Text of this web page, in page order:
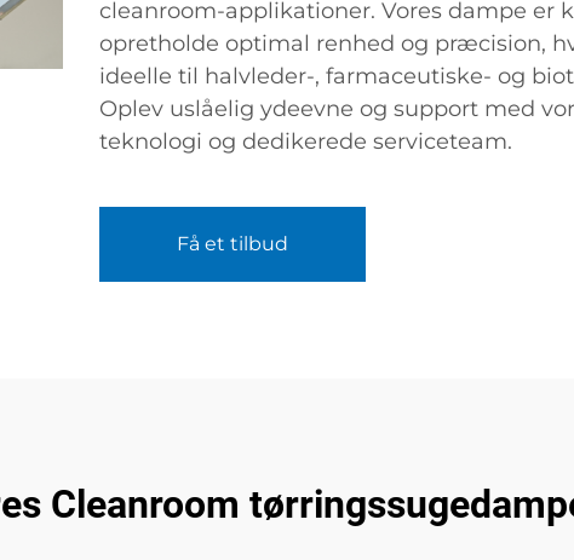
cleanroom-applikationer. Vores dampe er
opretholde optimal renhed og præcision,
ideelle til halvleder-, farmaceutiske- og
Oplev uslåelig ydeevne og support med
teknologi og dedikerede serviceteam.
Få et tilbud
Cleanroom